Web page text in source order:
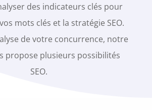
des indicateurs clés pour
mots clés et la stratégie SEO.
de votre concurrence, notre
propose plusieurs possibilités
SEO.